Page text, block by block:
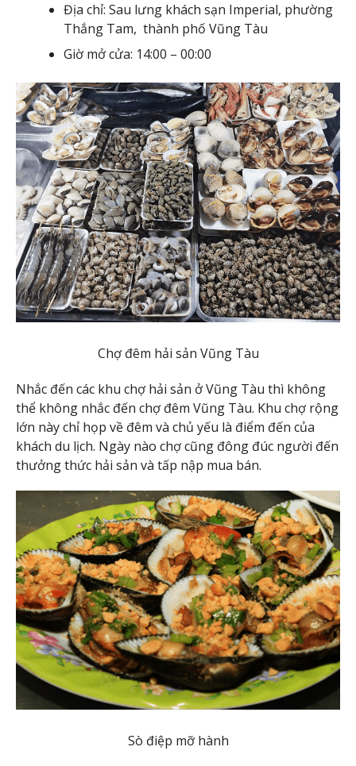
Địa chỉ: Sau lưng khách sạn Imperial, phường
Thắng Tam, thành phố Vũng Tàu
Giờ mở cửa: 14:00 – 00:00
Chợ đêm hải sản Vũng Tàu
Nhắc đến các khu chợ hải sản ở Vũng Tàu thì không
thể không nhắc đến chợ đêm Vũng Tàu. Khu chợ rộng
lớn này chỉ họp về đêm và chủ yếu là điểm đến của
khách du lịch. Ngày nào chợ cũng đông đúc người đến
thưởng thức hải sản và tấp nập mua bán.
Sò điệp mỡ hành